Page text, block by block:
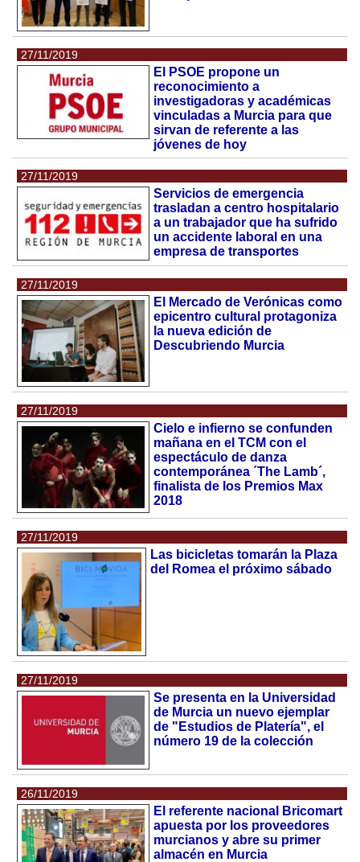
27/11/2019
El PSOE propone un
reconocimiento a
investigadoras y académicas
vinculadas a Murcia para que
sirvan de referente a las
jóvenes de hoy
27/11/2019
Servicios de emergencia
trasladan a centro hospitalario
a un trabajador que ha sufrido
un accidente laboral en una
empresa de transportes
27/11/2019
El Mercado de Verónicas como
epicentro cultural protagoniza
la nueva edición de
Descubriendo Murcia
27/11/2019
Cielo e infierno se confunden
mañana en el TCM con el
espectáculo de danza
contemporánea ´The Lamb´,
finalista de los Premios Max
2018
27/11/2019
Las bicicletas tomarán la Plaza
del Romea el próximo sábado
27/11/2019
Se presenta en la Universidad
de Murcia un nuevo ejemplar
de "Estudios de Platería", el
número 19 de la colección
26/11/2019
El referente nacional Bricomart
apuesta por los proveedores
murcianos y abre su primer
almacén en Murcia